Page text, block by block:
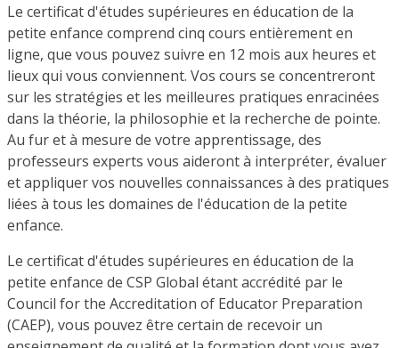
Le certificat d'études supérieures en éducation de la
petite enfance comprend cinq cours entièrement en
ligne, que vous pouvez suivre en 12 mois aux heures et
lieux qui vous conviennent. Vos cours se concentreront
sur les stratégies et les meilleures pratiques enracinées
dans la théorie, la philosophie et la recherche de pointe.
Au fur et à mesure de votre apprentissage, des
professeurs experts vous aideront à interpréter, évaluer
et appliquer vos nouvelles connaissances à des pratiques
liées à tous les domaines de l'éducation de la petite
enfance.
Le certificat d'études supérieures en éducation de la
petite enfance de CSP Global étant accrédité par le
Council for the Accreditation of Educator Preparation
(CAEP), vous pouvez être certain de recevoir un